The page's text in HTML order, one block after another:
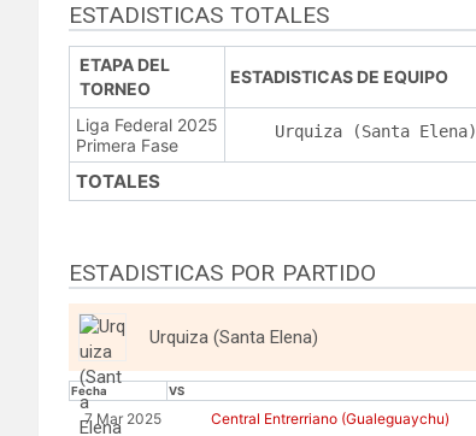
ESTADISTICAS TOTALES
ETAPA DEL
TORNEO
ESTADISTICAS DE EQUIPO
Liga Federal 2025
Primera Fase
Urquiza (Santa Elena)
TOTALES
ESTADISTICAS POR PARTIDO
Urquiza (Santa Elena)
Fecha VS
7 Mar 2025 Central Entrerriano (Gualeguaychu)